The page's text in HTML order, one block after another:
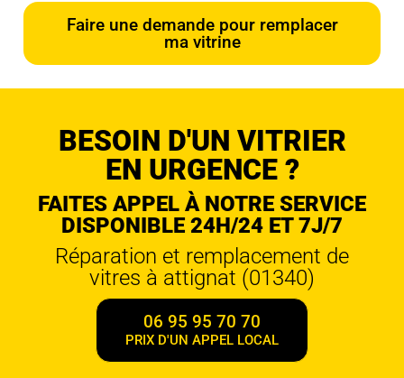
Faire une demande pour remplacer
ma vitrine
BESOIN D'UN VITRIER
EN URGENCE ?
FAITES APPEL À NOTRE SERVICE
DISPONIBLE 24H/24 ET 7J/7
Réparation et remplacement de
vitres à attignat (01340)
06 95 95 70 70
PRIX D'UN APPEL LOCAL